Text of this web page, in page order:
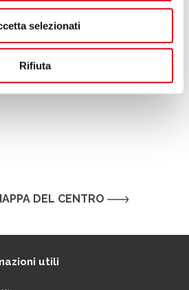
selezionati
Rifiuta
DEL CENTRO
utili